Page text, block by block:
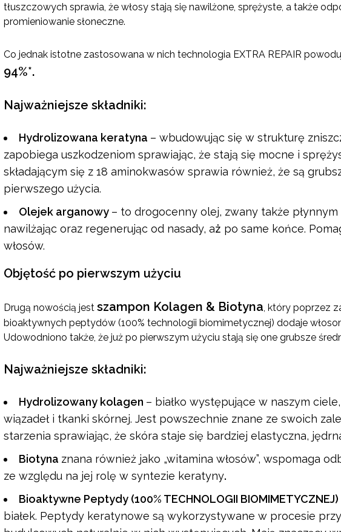
tłuszczowych sprawia, że włosy stają się nawilżone, sprężyste, a także
promieniowanie słoneczne.
Co jednak istotne zastosowana w nich technologia EXTRA REPAIR
94%*.
Najważniejsze składniki:
Hydrolizowana keratyna – wbudowując się w strukturę
zapobiega uszkodzeniom sprawiając, że stają się mocne i
składającym się z 18 aminokwasów sprawia również, że są
pierwszego użycia.
Olejek arganowy – to drogocenny olej, zwany także
nawilżając oraz regenerując od nasady, aż̇ po same końce.
włosów.
Objętość po pierwszym użyciu
Drugą nowością jest szampon Kolagen & Biotyna , który poprzez
bioaktywnych peptydów (100% technologii biomimetycznej) dodaje
Udowodniono także, że już po pierwszym użyciu stają się one grubsze
Najważniejsze składniki:
Hydrolizowany kolagen – białko występujące w naszym
wiązadeł i tkanki skórnej. Jest powszechnie znane ze swoich
starzenia sprawiając, że skóra staje się bardziej elastyczna,
Biotyna znana również jako „witamina włosów”, wspomaga
ze względu na jej rolę w syntezie keratyny.
Bioaktywne Peptydy (100% TECHNOLOGII BIOMIMETYCZNEJ)
białek. Peptydy keratynowe są wykorzystywane w procesie